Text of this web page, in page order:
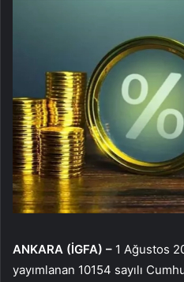
ANKARA (İGFA) – 1 Ağustos
yayımlanan 10154 sayılı